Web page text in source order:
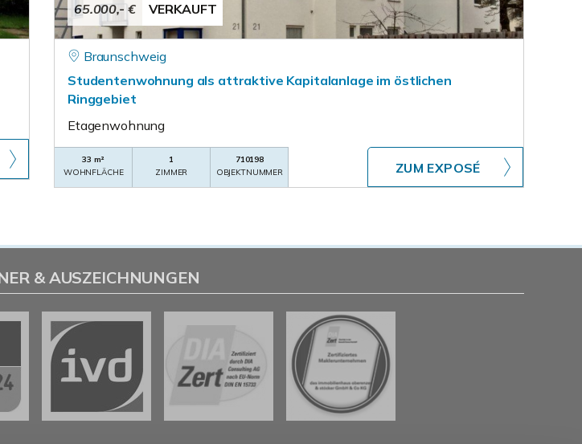
65.000,- € VERKAUFT
Braunschweig
Studentenwohnung als attraktive Kapitalanlage im östlichen
Ringgebiet
Etagenwohnung
33 m²
WOHNFLÄCHE
1
ZIMMER
710198
OBJEKTNUMMER
ZUM EXPOSÉ
& AUSZEICHNUNGEN